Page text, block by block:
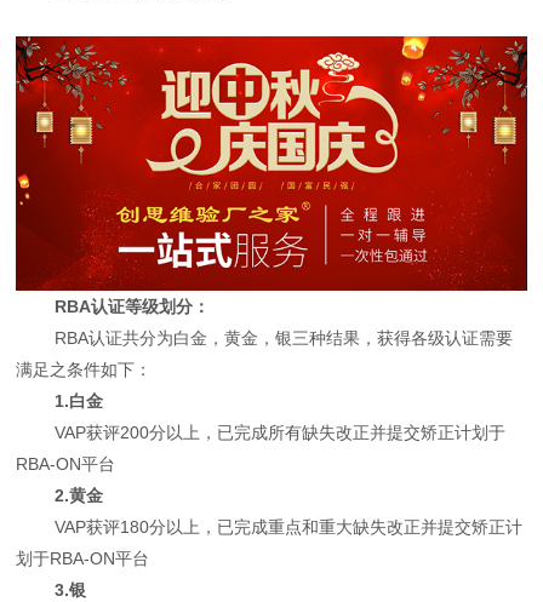
RBA认证等级划分：
RBA认证共分为白金，黄金，银三种结果，获得各级认证需要
满足之条件如下：
1.白金
VAP获评200分以上，已完成所有缺失改正并提交矫正计划于
RBA-ON平台
2.黄金
VAP获评180分以上，已完成重点和重大缺失改正并提交矫正计
划于RBA-ON平台
3.银